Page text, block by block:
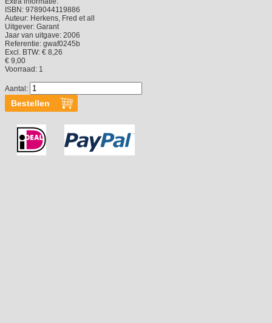
ISBN: 9789044119886
Auteur: Herkens, Fred et all
Uitgever: Garant
Jaar van uitgave: 2006
Referentie: gwaf0245b
Excl. BTW: € 8,26
€ 9,00
Voorraad: 1
Aantal: